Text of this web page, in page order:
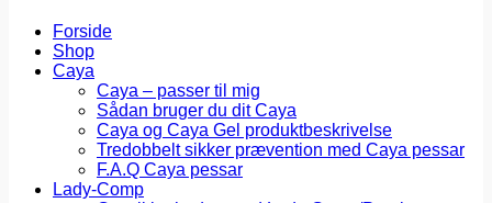
Forside
Shop
Caya
Caya – passer til mig
Sådan bruger du dit Caya
Caya og Caya Gel produktbeskrivelse
Tredobbelt sikker prævention med Caya pessar
F.A.Q Caya pessar
Lady-Comp